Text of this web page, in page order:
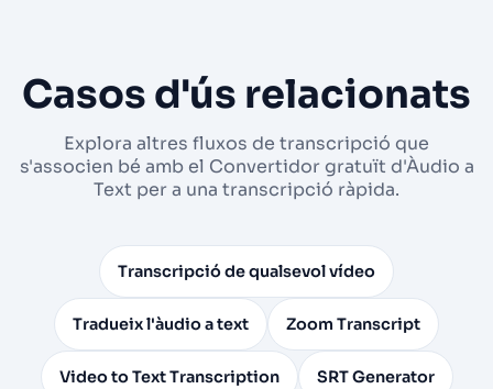
Casos d'ús relacionats
Explora altres fluxos de transcripció que
s'associen bé amb el Convertidor gratuït d'Àudio a
Text per a una transcripció ràpida.
Transcripció de qualsevol vídeo
Tradueix l'àudio a text Zoom Transcript
Video to Text Transcription SRT Generator